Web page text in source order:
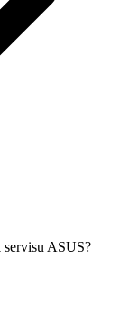
servisu ASUS?